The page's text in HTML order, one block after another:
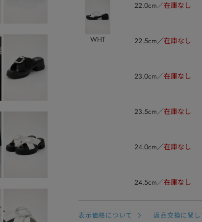
WHT
22.0cm 在庫なし
22.5cm 在庫なし
23.0cm 在庫なし
23.5cm 在庫なし
24.0cm 在庫なし
24.5cm 在庫なし
表示価格について 返品交換に関し